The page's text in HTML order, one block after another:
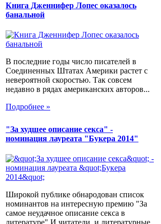
Книга Дженнифер Лопес оказалось
банальной
В последние годы число писателей в
Соединенных Штатах Америки растет с
невероятной скоростью. Так совсем
недавно в рядах американских авторов...
Подробнее »
"За худшее описание секса" -
номинация лауреата "Букера 2014"
Широкой публике обнародован список
номинантов на интересную премию "За
самое неудачное описание секса в